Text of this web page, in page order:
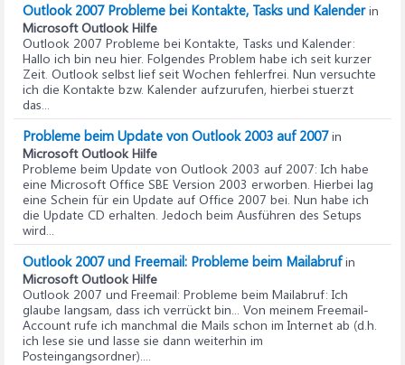
Outlook 2007 Probleme bei Kontakte, Tasks und Kalenderin
Microsoft Outlook Hilfe
Outlook 2007 Probleme bei Kontakte, Tasks und Kalender:
Hallo ich bin neu hier. Folgendes Problem habe ich seit kurzer
Zeit. Outlook selbst lief seit Wochen fehlerfrei. Nun versuchte
ich die Kontakte bzw. Kalender aufzurufen, hierbei stuerzt
das...
Probleme beim Update von Outlook 2003 auf 2007in
Microsoft Outlook Hilfe
Probleme beim Update von Outlook 2003 auf 2007: Ich habe
eine Microsoft Office SBE Version 2003 erworben. Hierbei lag
eine Schein für ein Update auf Office 2007 bei. Nun habe ich
die Update CD erhalten. Jedoch beim Ausführen des Setups
wird...
Outlook 2007 und Freemail: Probleme beim Mailabrufin
Microsoft Outlook Hilfe
Outlook 2007 und Freemail: Probleme beim Mailabruf: Ich
glaube langsam, dass ich verrückt bin... Von meinem Freemail-
Account rufe ich manchmal die Mails schon im Internet ab (d.h.
ich lese sie und lasse sie dann weiterhin im
Posteingangsordner)....